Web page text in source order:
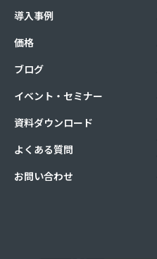
導入事例
価格
ブログ
イベント・セミナー
資料ダウンロード
よくある質問
お問い合わせ